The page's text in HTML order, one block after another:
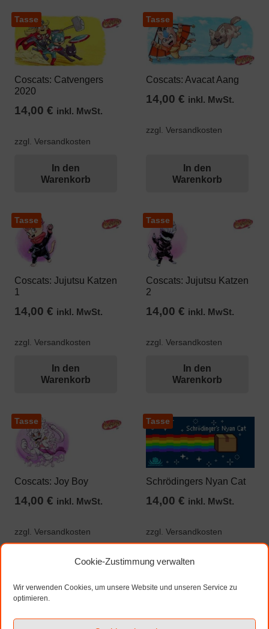
Cookie-Zustimmung verwalten
Wir verwenden Cookies, um unsere Website und unseren Service zu
optimieren.
Tasse
Coscats: Catvengers
2020
14,00 € inkl. MwSt.
zzgl. Versandkosten
In den
Warenkorb
Tasse
Coscats: Avacat Aang
14,00€ inkl. MwSt.
zzgl. Versandkosten
In den
Warenkorb
Tasse
Coscats: Jujutsu Katzen
1
14,00 € inkl. MwSt.
zzgl. Versandkosten
In den
Warenkorb
Tasse
Coscats: Jujutsu Katzen
2
14,00€ inkl. MwSt.
zzgl. Versandkosten
In den
Warenkorb
Tasse
Coscats: Joy Boy
14,00 € inkl. MwSt.
zzgl. Versandkosten
In den
Tasse
Schrödingers Nyan Cat
14,00€ inkl. MwSt.
zzgl. Versandkosten
In den
Seitennummerierung